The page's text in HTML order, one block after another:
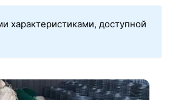
характеристиками, доступной